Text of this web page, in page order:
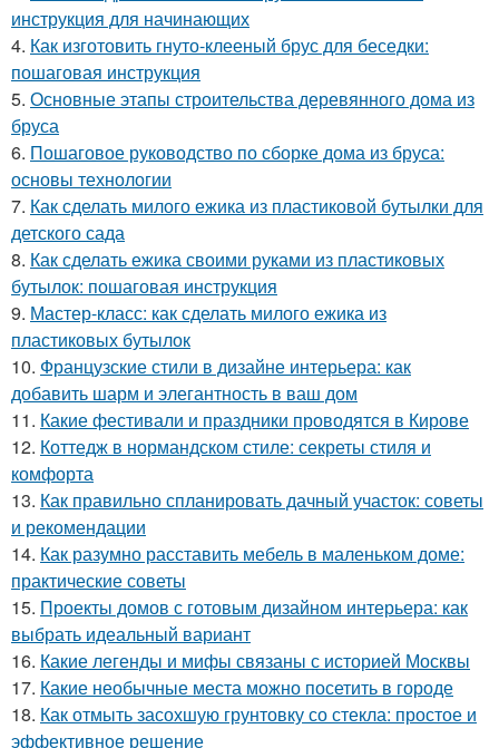
инструкция для начинающих
4. Как изготовить гнуто-клееный брус для беседки:
пошаговая инструкция
5. Основные этапы строительства деревянного дома из
бруса
6. Пошаговое руководство по сборке дома из бруса:
основы технологии
7. Как сделать милого ежика из пластиковой бутылки для
детского сада
8. Как сделать ежика своими руками из пластиковых
бутылок: пошаговая инструкция
9. Мастер-класс: как сделать милого ежика из
пластиковых бутылок
10. Французские стили в дизайне интерьера: как
добавить шарм и элегантность в ваш дом
11. Какие фестивали и праздники проводятся в Кирове
12. Коттедж в нормандском стиле: секреты стиля и
комфорта
13. Как правильно спланировать дачный участок: советы
и рекомендации
14. Как разумно расставить мебель в маленьком доме:
практические советы
15. Проекты домов с готовым дизайном интерьера: как
выбрать идеальный вариант
16. Какие легенды и мифы связаны с историей Москвы
17. Какие необычные места можно посетить в городе
18. Как отмыть засохшую грунтовку со стекла: простое и
эффективное решение